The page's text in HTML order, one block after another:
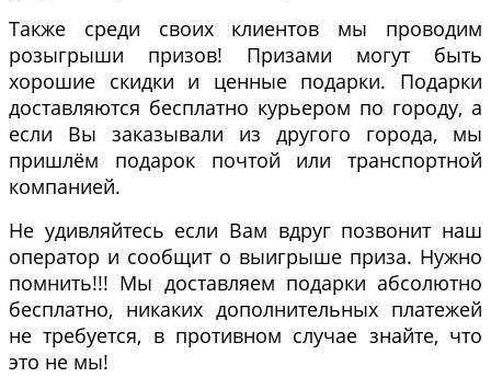
Также среди своих клиентов мы проводим
розыгрыши призов! Призами могут быть
хорошие скидки и ценные подарки. Подарки
доставляются бесплатно курьером по городу, а
если Вы заказывали из другого города, мы
пришлём подарок почтой или транспортной
компанией.
Не удивляйтесь если Вам вдруг позвонит наш
оператор и сообщит о выигрыше приза. Нужно
помнить!!! Мы доставляем подарки абсолютно
бесплатно, никаких дополнительных платежей
не требуется, в противном случае знайте, что
это не мы!